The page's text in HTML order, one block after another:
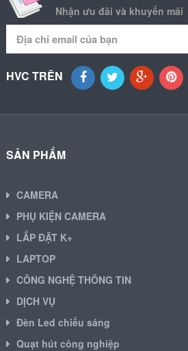
Nhận ưu đãi và khuyến mãi
HVC TRÊN
SẢN PHẨM
CAMERA
PHỤ KIỆN CAMERA
LẮP ĐẶT K+
LAPTOP
CÔNG NGHỆ THÔNG TIN
DỊCH VỤ
Đèn Led chiếu sáng
Quạt hút công nghiệp